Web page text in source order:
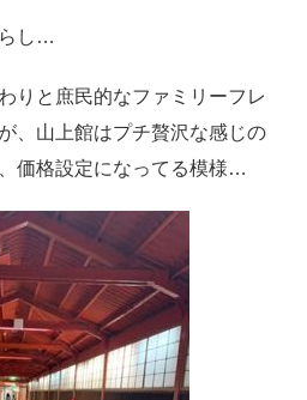
し…
りと庶民的なファミリーフレ
、山上館はプチ贅沢な感じの
価格設定になってる模様…